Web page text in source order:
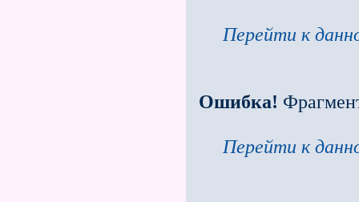
Перейти к
Ошибка!
Перейти к